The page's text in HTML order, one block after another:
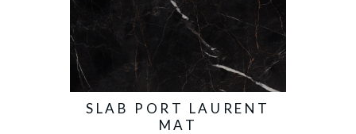
SLAB PORT LAURENT
MAT